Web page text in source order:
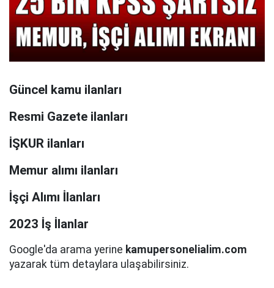
Güncel kamu ilanları
Resmi Gazete ilanları
İŞKUR ilanları
Memur alımı ilanları
İşçi Alımı İlanları
2023 İş İlanlar
Google'da arama yerine kamupersonelialim.com
yazarak tüm detaylara ulaşabilirsiniz.